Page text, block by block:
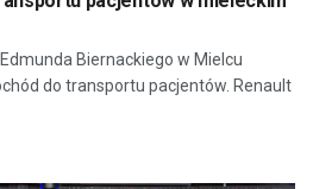
Biernackiego w Mielcu
do transportu pacjentów. Renault